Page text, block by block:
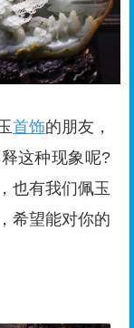
首饰的朋友，
这种现象呢?
也有我们佩玉
希望能对你的